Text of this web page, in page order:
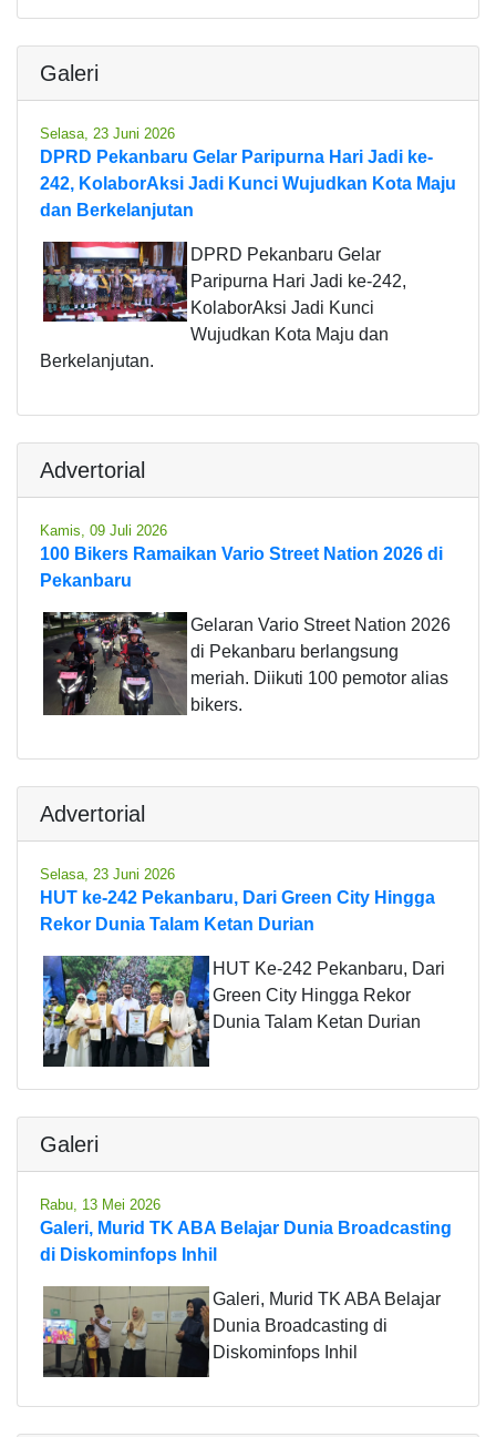
Galeri
Selasa, 23 Juni 2026
DPRD Pekanbaru Gelar Paripurna Hari Jadi ke-
242, KolaborAksi Jadi Kunci Wujudkan Kota Maju
dan Berkelanjutan
DPRD Pekanbaru Gelar
Paripurna Hari Jadi ke-242,
KolaborAksi Jadi Kunci
Wujudkan Kota Maju dan
Berkelanjutan.
Advertorial
Kamis, 09 Juli 2026
100 Bikers Ramaikan Vario Street Nation 2026 di
Pekanbaru
Gelaran Vario Street Nation 2026
di Pekanbaru berlangsung
meriah. Diikuti 100 pemotor alias
bikers.
Advertorial
Selasa, 23 Juni 2026
HUT ke-242 Pekanbaru, Dari Green City Hingga
Rekor Dunia Talam Ketan Durian
HUT Ke-242 Pekanbaru, Dari
Green City Hingga Rekor
Dunia Talam Ketan Durian
Galeri
Rabu, 13 Mei 2026
Galeri, Murid TK ABA Belajar Dunia Broadcasting
di Diskominfops Inhil
Galeri, Murid TK ABA Belajar
Dunia Broadcasting di
Diskominfops Inhil